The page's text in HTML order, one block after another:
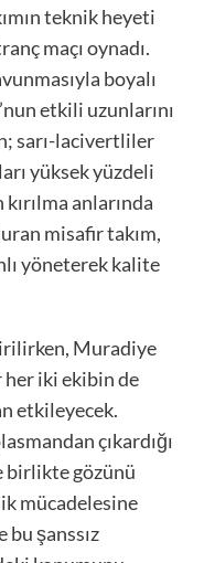
teknik heyeti
maçı oynadı.
boyalı
etkili uzunlarını
sarı-lacivertliler
yüksek yüzdeli
anlarında
misafir takım,
yöneterek kalite
Muradiye
her iki ekibin de
etkileyecek.
çıkardığı
birlikte gözünü
mücadelesine
şanssız